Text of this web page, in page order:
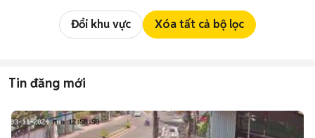
Đổi khu vực Xóa tất cả bộ lọc
Tin đăng mới